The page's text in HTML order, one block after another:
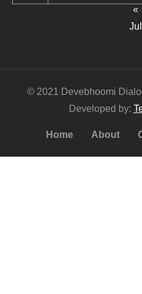
«
Jul
© 2021 Devebhoomi
Developed by:
Home About